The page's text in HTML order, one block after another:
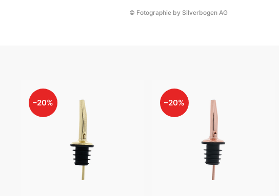
© Fotographie by Silverbogen AG
–20% –20%